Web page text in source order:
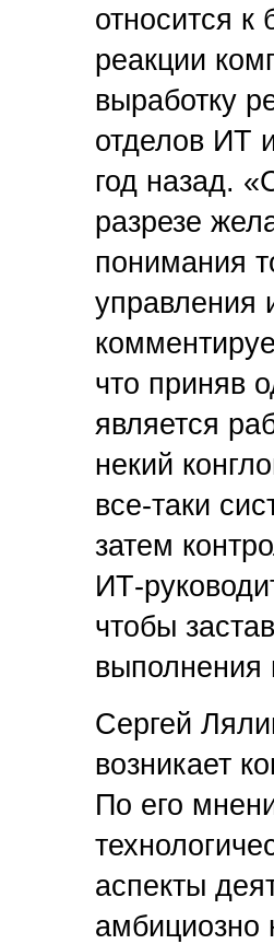
относится к
реакции
выработку
отделов ИТ
год назад.
разрезе
понимания
что приняв
является
некий
все‑таки
затем
ИТ-
чтобы
выполнения
Сергей
возникает
По его
аспекты
амбициозно